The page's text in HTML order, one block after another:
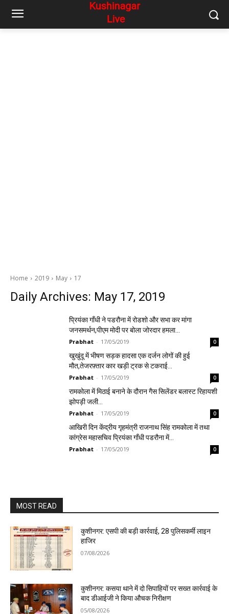
Home 2019 May 17
Daily Archives: May 17, 2019
प्रियंका गाँधी ने पडरौना में रोडशो और सभा कर मांगा
जनसमर्थन,पीएम मोदी पर बोला जोरदार हमला…
Prabhat - 17/05/2019 0
खुखुंदू में भीषण सड़क हादसा एक दर्जन लोगों की हुई
मौत,तेजरफ़्तार कार खड़ी ट्रक से टकराई…
Prabhat - 17/05/2019 0
रामकोला में मिठाई बनाने के दौरान गैस सिलेंडर बलास्ट रिहायशी
झोपड़ी जली…
Prabhat - 17/05/2019 0
आखिरी दिन केंद्रीय गृहमंत्री राजनाथ सिंह रामकोला में तथा
कांग्रेस महासचिव प्रियंका गाँधी पडरौना में…
Prabhat - 17/05/2019 0
MOST READ
कुशीनगर: एसपी की बड़ी कार्रवाई, 28 पुलिसकर्मी लाइन
हाजिर
07/08/2026
कुशीनगर: कसया थाने में दो सिपाहियों पर सख्त कार्रवाई के
बाद डीआईजी ने किया औचक निरीक्षण
05/08/2026